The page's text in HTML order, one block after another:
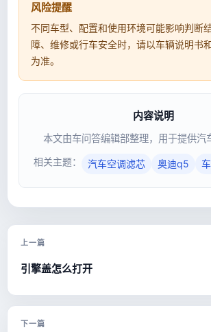
风险提醒
不同车型、配置和使用环境可能影响判断
障、维修或行车安全时，请以车辆说明书
为准。
内容说明
本文由车问答编辑部整理，用于提供汽
相关主题：
汽车空调滤芯 奥迪q5
上一篇
引擎盖怎么打开
下一篇